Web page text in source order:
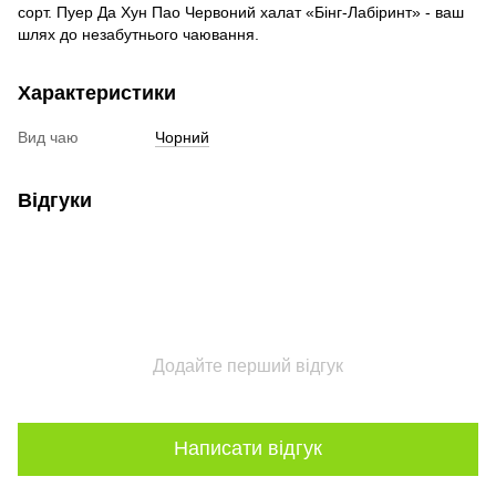
сорт. Пуер Да Хун Пао Червоний халат «Бінг-Лабіринт» - ваш
шлях до незабутнього чаювання.
Характеристики
Вид чаю Чорний
Відгуки
Додайте перший відгук
Написати відгук